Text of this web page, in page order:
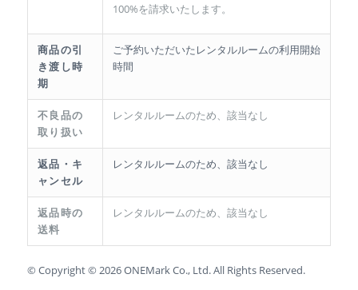
100%を請求いたします。
商品の引
き渡し時
期
ご予約いただいたレンタルルームの利用開始
時間
不良品の
取り扱い
レンタルルームのため、該当なし
返品・キ
ャンセル
レンタルルームのため、該当なし
返品時の
送料
レンタルルームのため、該当なし
© Copyright © 2026 ONEMark Co., Ltd. All Rights Reserved.